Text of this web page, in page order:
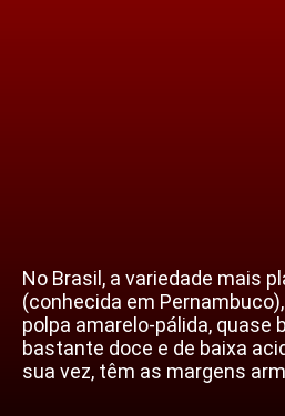
No Brasil, a variedade mais
(conhecida em
polpa amarelo-pálida, quase
bastante doce e de baixa
sua vez, têm as margens